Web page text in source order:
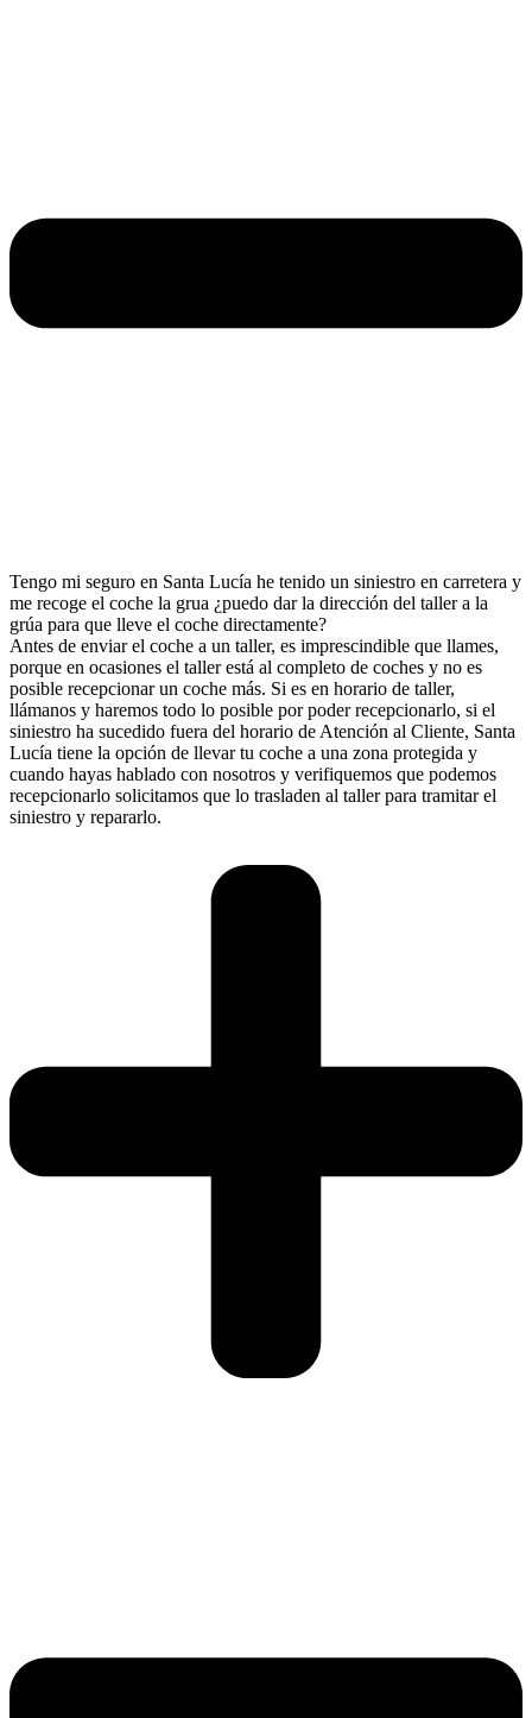
Tengo mi seguro en Santa Lucía he tenido un siniestro en carretera y
me recoge el coche la grua ¿puedo dar la dirección del taller a la
grúa para que lleve el coche directamente?
Antes de enviar el coche a un taller, es imprescindible que llames,
porque en ocasiones el taller está al completo de coches y no es
posible recepcionar un coche más. Si es en horario de taller,
llámanos y haremos todo lo posible por poder recepcionarlo, si el
siniestro ha sucedido fuera del horario de Atención al Cliente, Santa
Lucía tiene la opción de llevar tu coche a una zona protegida y
cuando hayas hablado con nosotros y verifiquemos que podemos
recepcionarlo solicitamos que lo trasladen al taller para tramitar el
siniestro y repararlo.